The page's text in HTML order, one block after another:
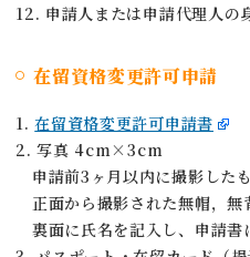
12. 申請人または申請代理人の
在留資格変更許可申請
1.在留資格変更許可申請書
2. 写真 4cm×3cm
申請前3ヶ月以内に撮影した
正面から撮影された無帽，無
裏面に氏名を記入し、申請書